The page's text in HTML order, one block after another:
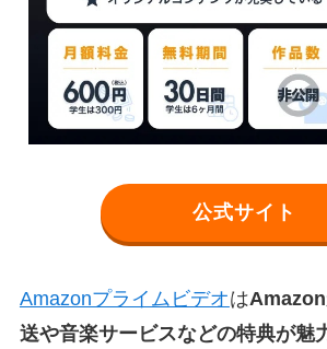
公式サイト
Amazonプライムビデオは
送や音楽サービスなどの特典が魅